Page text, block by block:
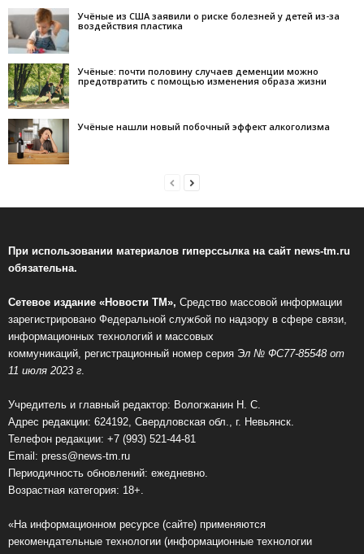
Учёные из США заявили о риске болезней у детей из-за
воздействия пластика
Учёные: почти половину случаев деменции можно
предотвратить с помощью изменения образа жизни
Учёные нашли новый побочный эффект алкоголизма
При использовании материалов гиперссылка на сайт news-tm.ru
обязательна.
Сетевое издание «Новости ТМ», Средство массовой информации
зарегистрировано Федеральной службой по надзору в сфере связи,
информационных технологий и массовых
коммуникаций, регистрационный номер серия Эл № ФС77-85548 от
11 июля 2023 г
Учредитель и главный редактор: Вологжанин Н. С.
Адрес редакции: 624192, Свердловская обл., г. Невьянск.
Телефон редакции: +7 (993) 521-44-81
Email: press@news-tm.ru
Периодичность обновлений: ежедневно.
Возрастная категория: 18+.
«На информационном ресурсе (сайте) применяются
рекомендательные технологии (информационные технологии